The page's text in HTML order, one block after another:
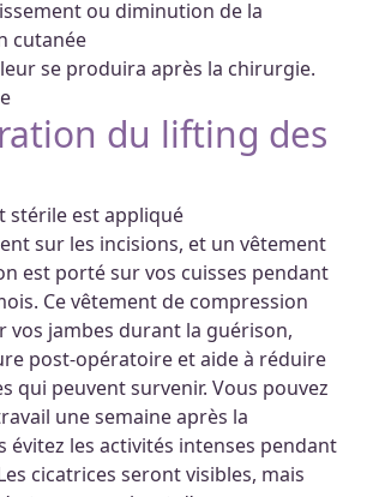
ou diminution de la
cutanée
se produira après la chirurgie.
du lifting des
stérile est appliqué
sur les incisions, et un vêtement
est porté sur vos cuisses pendant
Ce vêtement de compression
vos jambes durant la guérison,
post-opératoire et aide à réduire
qui peuvent survenir. Vous pouvez
une semaine après la
évitez les activités intenses pendant
cicatrices seront visibles, mais